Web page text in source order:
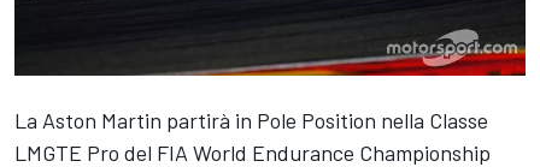
La Aston Martin partirà in Pole Position nella Classe
LMGTE Pro del FIA World Endurance Championship